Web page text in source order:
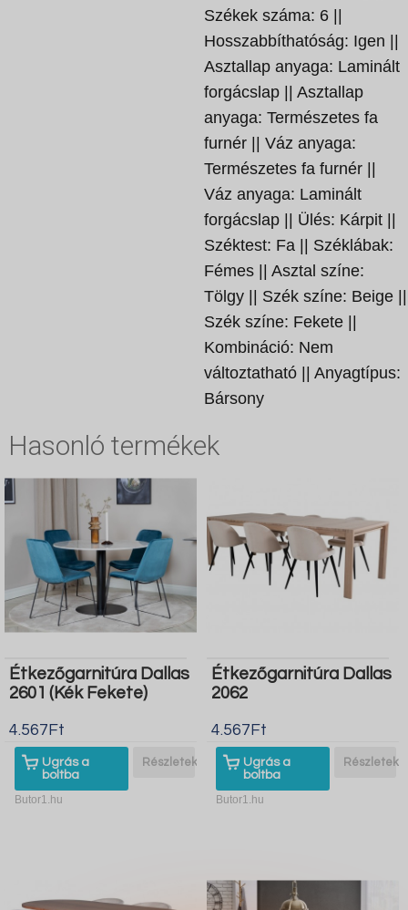
Székek száma: 6 ||
Hosszabbíthatóság: Igen ||
Asztallap anyaga: Laminált
forgácslap || Asztallap
anyaga: Természetes fa
furnér || Váz anyaga:
Természetes fa furnér ||
Váz anyaga: Laminált
forgácslap || Ülés: Kárpit ||
Széktest: Fa || Széklábak:
Fémes || Asztal színe:
Tölgy || Szék színe: Beige ||
Szék színe: Fekete ||
Kombináció: Nem
változtatható || Anyagtípus:
Bársony
Hasonló termékek
Étkezőgarnitúra Dallas
2601 (Kék Fekete)
4.567Ft
Ugrás a
boltba
Részletek
Butor1.hu
Étkezőgarnitúra Dallas
2062
4.567Ft
Ugrás a
boltba
Részletek
Butor1.hu